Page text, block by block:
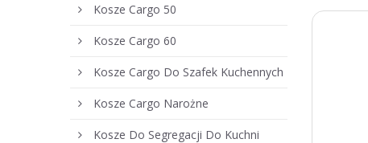
Kosze Cargo 50
Kosze Cargo 60
Kosze Cargo Do Szafek Kuchennych
Kosze Cargo Narożne
Kosze Do Segregacji Do Kuchni